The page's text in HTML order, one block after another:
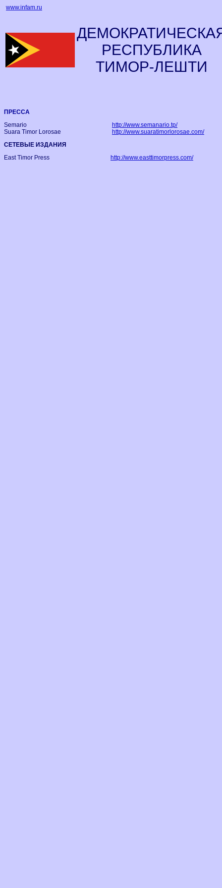
www.infam.ru
РЕСПУБЛИКА
ТИМОР-ЛЕШТИ
ПРЕССА
Semario
http://www.semanario.tp/
Suara Timor Lorosae
http://www.suaratimorlorosae.com/
СЕТЕВЫЕ ИЗДАНИЯ
East Timor Press
http://www.easttimorpress.com/